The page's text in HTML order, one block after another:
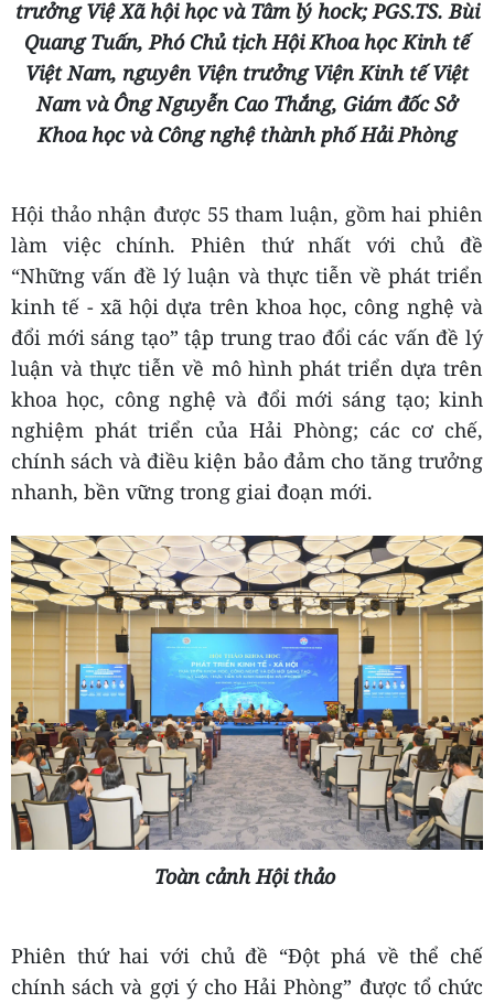
Phiên bàn tròn (từ trái sang phải): Điều phối viên,
TS. Nguyễn Đình Chúc, Viện trưởng Viện Kinh tế
Đổi mới sáng tạo Quốc gia; GS.TS. Trần Thọ Đạt,
Chủ tịch Hội đồng Khoa học và Đào tạo, Đại học
Kinh tế Quốc dân; PGS.TS. Đặng Thị Hoa, Phó Viện
trưởng Việ Xã hội học và Tâm lý hock; PGS.TS. Bùi
Quang Tuấn, Phó Chủ tịch Hội Khoa học Kinh tế
Việt Nam, nguyên Viện trưởng Viện Kinh tế Việt
Nam và Ông Nguyễn Cao Thắng, Giám đốc Sở
Khoa học và Công nghệ thành phố Hải Phòng
làm việc chính. Phiên thứ nhất với chủ đề
“Những vấn đề lý luận và thực tiễn về phát triển
kinh tế - xã hội dựa trên khoa học, công nghệ và
đổi mới sáng tạo” tập trung trao đổi các vấn đề lý
luận và thực tiễn về mô hình phát triển dựa trên
khoa học, công nghệ và đổi mới sáng tạo; kinh
nghiệm phát triển của Hải Phòng; các cơ chế,
chính sách và điều kiện bảo đảm cho tăng trưởng
nhanh, bền vững trong giai đoạn mới.